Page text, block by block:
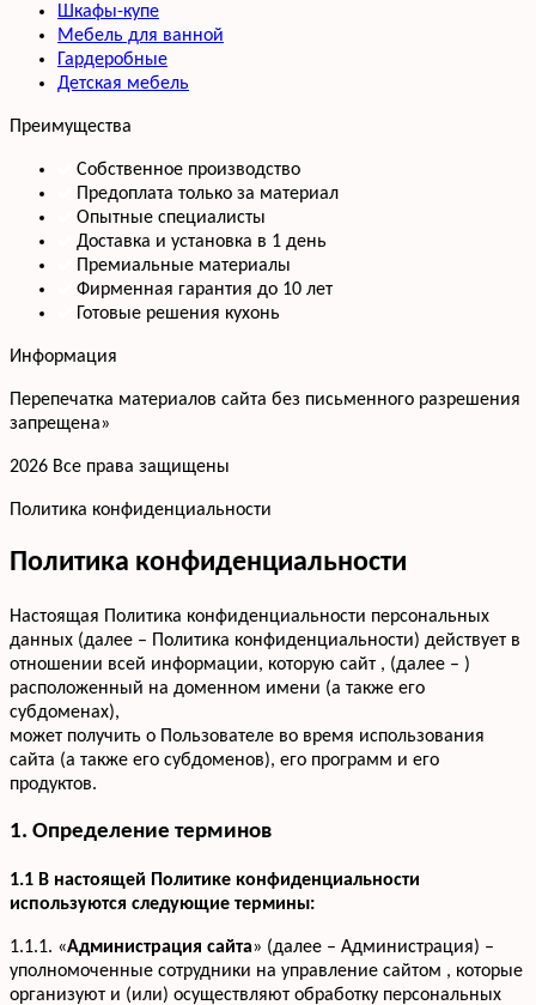
Шкафы-купе
Мебель для ванной
Гардеробные
Детская мебель
Преимущества
Собственное производство
Предоплата только за материал
Опытные специалисты
Доставка и установка в 1 день
Премиальные материалы
Фирменная гарантия до 10 лет
Готовые решения кухонь
Информация
Перепечатка материалов сайта без письменного разрешения
запрещена»
2026 Все права защищены
Политика конфиденциальности
Политика конфиденциальности
Настоящая Политика конфиденциальности персональных
данных (далее – Политика конфиденциальности) действует в
отношении всей информации, которую сайт , (далее – )
расположенный на доменном имени (а также его
субдоменах),
может получить о Пользователе во время использования
сайта (а также его субдоменов), его программ и его
продуктов.
1. Определение терминов
1.1 В настоящей Политике конфиденциальности
используются следующие термины:
1.1.1. «Администрация сайта» (далее – Администрация) –
уполномоченные сотрудники на управление сайтом , которые
организуют и (или) осуществляют обработку персональных